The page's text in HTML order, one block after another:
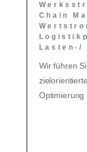
Chain
Lasten-/
Wir führen
Optimierung